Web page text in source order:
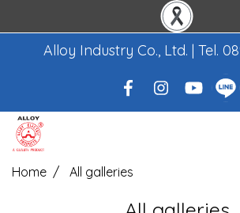
Alloy Industry Co., Ltd. | Tel.
Home All galleries